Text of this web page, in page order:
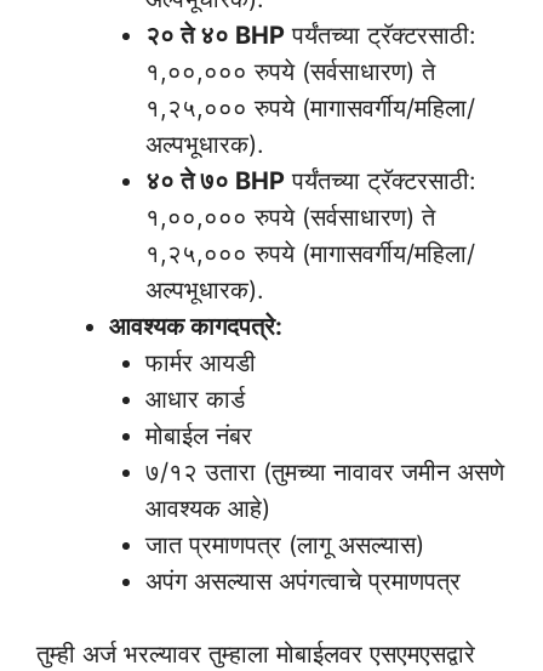
२० ते ४० BHP पर्यंतच्या ट्रॅक्टरसाठी:
१,००,००० रुपये (सर्वसाधारण) ते
१,२५,००० रुपये (मागासवर्गीय/महिला/
अल्पभूधारक).
४० ते ७० BHP पर्यंतच्या ट्रॅक्टरसाठी:
१,००,००० रुपये (सर्वसाधारण) ते
१,२५,००० रुपये (मागासवर्गीय/महिला/
अल्पभूधारक).
आवश्यक कागदपत्रे:
फार्मर आयडी
आधार कार्ड
मोबाईल नंबर
७/१२ उतारा (तुमच्या नावावर जमीन असणे
आवश्यक आहे)
जात प्रमाणपत्र (लागू असल्यास)
अपंग असल्यास अपंगत्वाचे प्रमाणपत्र
तुम्ही अर्ज भरल्यावर तुम्हाला मोबाईलवर एसएमएसद्वारे